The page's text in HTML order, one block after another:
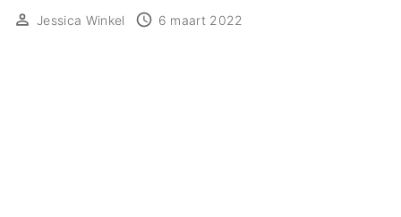
Jessica Winkel 6 maart 2022